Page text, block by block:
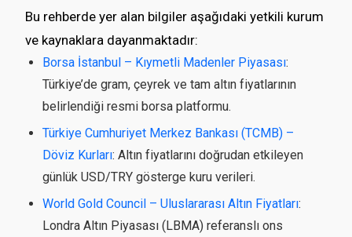
Bu rehberde yer alan bilgiler aşağıdaki yetkili kurum
ve kaynaklara dayanmaktadır:
Borsa İstanbul – Kıymetli Madenler Piyasası:
Türkiye’de gram, çeyrek ve tam altın fiyatlarının
belirlendiği resmi borsa platformu.
Türkiye Cumhuriyet Merkez Bankası (TCMB) –
Döviz Kurları: Altın fiyatlarını doğrudan etkileyen
günlük USD/TRY gösterge kuru verileri.
World Gold Council – Uluslararası Altın Fiyatları:
Londra Altın Piyasası (LBMA) referanslı ons